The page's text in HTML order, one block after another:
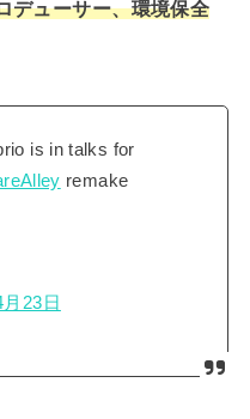
デューサー、環境保全
is in talks for
remake
23日